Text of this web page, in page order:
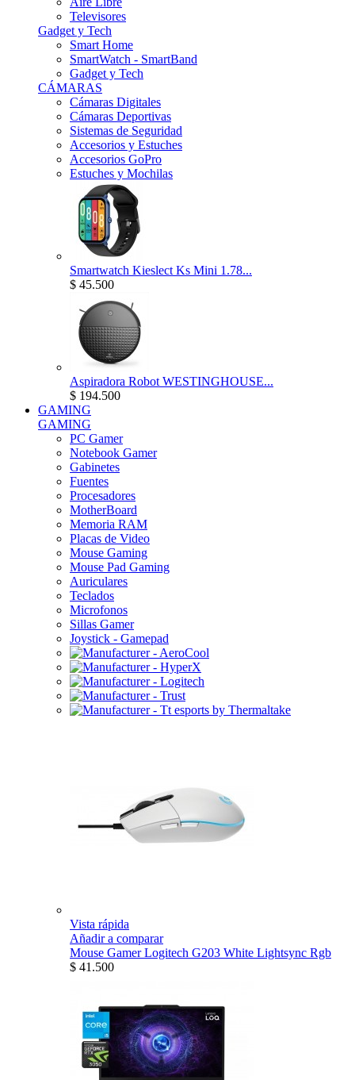
Televisores
Gadget y Tech
Smart Home
SmartWatch - SmartBand
Gadget y Tech
CÁMARAS
Cámaras Digitales
Cámaras Deportivas
Sistemas de Seguridad
Accesorios y Estuches
Accesorios GoPro
Estuches y Mochilas
Smartwatch Kieslect Ks Mini 1.78...
$ 45.500
Aspiradora Robot WESTINGHOUSE...
$ 194.500
GAMING
GAMING
PC Gamer
Notebook Gamer
Gabinetes
Fuentes
Procesadores
MotherBoard
Memoria RAM
Placas de Video
Mouse Gaming
Mouse Pad Gaming
Auriculares
Teclados
Microfonos
Sillas Gamer
Joystick - Gamepad
Vista rápida
Añadir a comparar
Mouse Gamer Logitech G203 White Lightsync Rgb
$ 41.500